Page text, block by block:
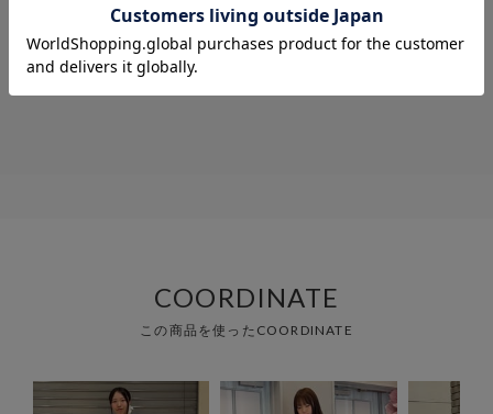
た、色はグレーがボトムス選ばす着れそう、この夏大活躍します。
参考になった 0 Like! 0
COORDINATE
この商品を使ったCOORDINATE